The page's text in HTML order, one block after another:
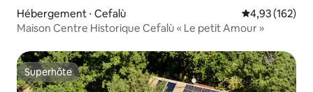
Hébergement ⋅ Cefalù Évaluation
4,93 (162)
Maison Centre Historique Cefalù « Le petit Amour »
Superhôte
Superhôte